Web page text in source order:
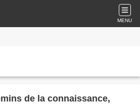
MENU
de la connaissance,